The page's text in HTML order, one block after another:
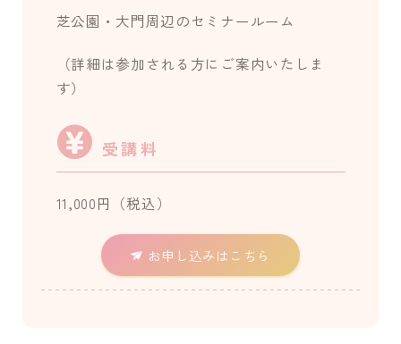
芝公園・大門周辺のセミナールーム
（詳細は参加される方にご案内いたしま
す）
受講料
11,000円（税込）
お申し込みはこちら